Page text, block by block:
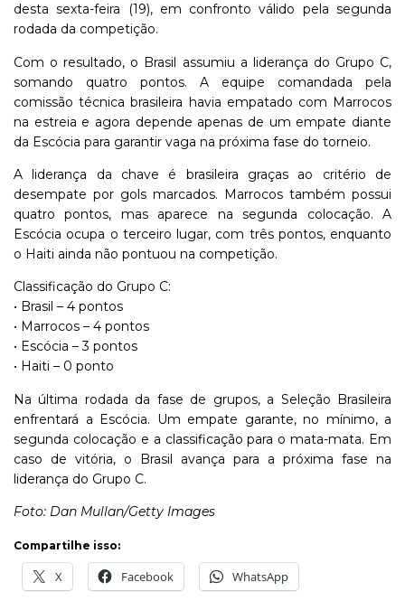
desta sexta-feira (19), em confronto válido pela segunda
rodada da competição.
Com o resultado, o Brasil assumiu a liderança do Grupo C,
somando quatro pontos. A equipe comandada pela
comissão técnica brasileira havia empatado com Marrocos
na estreia e agora depende apenas de um empate diante
da Escócia para garantir vaga na próxima fase do torneio.
A liderança da chave é brasileira graças ao critério de
desempate por gols marcados. Marrocos também possui
quatro pontos, mas aparece na segunda colocação. A
Escócia ocupa o terceiro lugar, com três pontos, enquanto
o Haiti ainda não pontuou na competição.
Classificação do Grupo C:
• Brasil – 4 pontos
• Marrocos – 4 pontos
• Escócia – 3 pontos
• Haiti – 0 ponto
Na última rodada da fase de grupos, a Seleção Brasileira
enfrentará a Escócia. Um empate garante, no mínimo, a
segunda colocação e a classificação para o mata-mata. Em
caso de vitória, o Brasil avança para a próxima fase na
liderança do Grupo C.
Foto: Dan Mullan/Getty Images
Compartilhe isso:
X Facebook WhatsApp